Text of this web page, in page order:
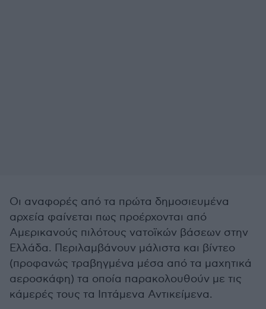
Οι αναφορές από τα πρώτα δημοσιευμένα
αρχεία φαίνεται πως προέρχονται από
Αμερικανούς πιλότους νατοϊκών βάσεων στην
Ελλάδα. Περιλαμβάνουν μάλιστα και βίντεο
(προφανώς τραβηγμένα μέσα από τα μαχητικά
αεροσκάφη) τα οποία παρακολουθούν με τις
κάμερές τους τα Ιπτάμενα Αντικείμενα.